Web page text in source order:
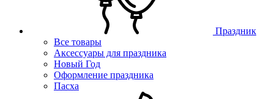
Праздник
Все товары
Аксессуары для праздника
Новый Год
Оформление праздника
Пасха